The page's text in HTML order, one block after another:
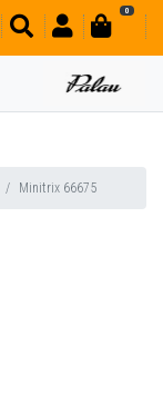
0
Minitrix 66675